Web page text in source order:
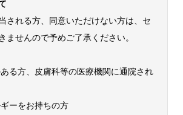
される方、同意いただけない方は、セ
ませんので予めご了承ください。
る方、皮膚科等の医療機関に通院され
ーをお持ちの方